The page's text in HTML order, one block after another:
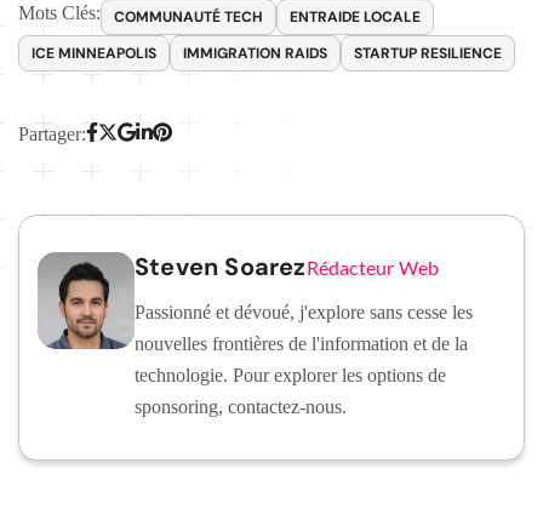
Mots Clés: COMMUNAUTÉ TECH
ENTRAIDE LOCALE
ICE MINNEAPOLIS
IMMIGRATION RAIDS STARTUP RESILIENCE
Partager:
Steven SoarezRédacteur Web
Passionné et dévoué, j'explore sans cesse les
nouvelles frontières de l'information et de la
technologie. Pour explorer les options de
sponsoring, contactez-nous.